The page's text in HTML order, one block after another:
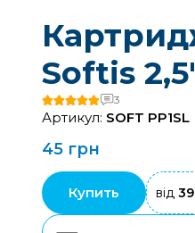
Softis
3
Артикул: SOFT PP1SL
45 грн
Купить від